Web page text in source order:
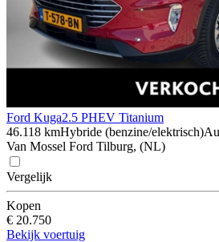
Ford Kuga2.5 PHEV Titanium
46.118 kmHybride (benzine/elektrisch)
Van Mossel Ford Tilburg, (NL)
Vergelijk
Kopen
€ 20.750
Bekijk voertuig